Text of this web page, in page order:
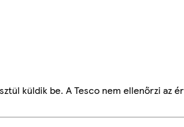
küldik be. A Tesco nem ellenőrzi az